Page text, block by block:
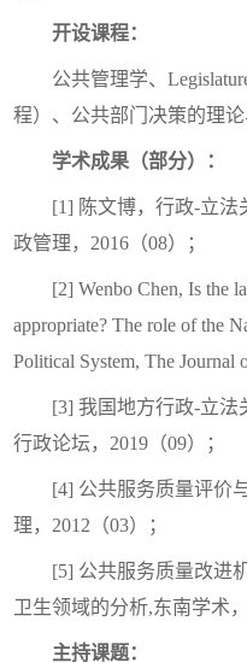
开设课程：
公共管理学、
程）、公共部门决策的理
学术成果（部分）：
[1] 陈文博，行政-立
政管理，2016（08）；
[2] Wenbo Chen, Is the
appropriate? The role of the
Political System, The Journal
[3] 我国地方行政-立
行政论坛，2019（09）；
[4] 公共服务质量评价
理，2012（03）；
[5] 公共服务质量改
卫生领域的分析,东南学术，
主持课题：